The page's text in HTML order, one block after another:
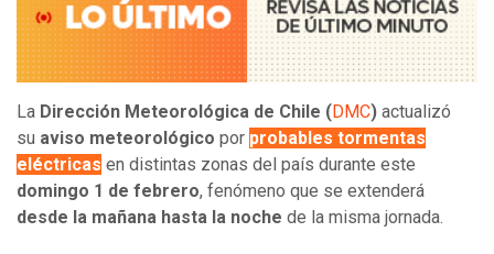
La Dirección Meteorológica de Chile (DMC) actualizó
su aviso meteorológico por probables tormentas
eléctricas en distintas zonas del país durante este
domingo 1 de febrero, fenómeno que se extenderá
desde la mañana hasta la noche de la misma jornada.